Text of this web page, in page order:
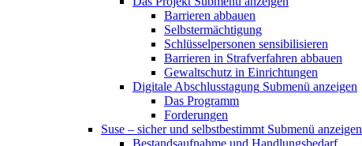
Barrieren abbauen
Selbstermächtigung
Schlüsselpersonen sensibilisieren
Barrieren in Strafverfahren abbauen
Gewaltschutz in Einrichtungen
Digitale Abschlusstagung Submenü anzeigen
Das Programm
Forderungen
Suse – sicher und selbstbestimmt Submenü anzeigen
Bestandsaufnahme und Handlungsbedarf